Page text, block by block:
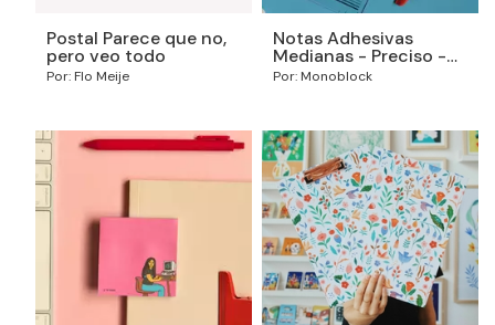
Postal Parece que no,
pero veo todo
Por: Flo Meije
Notas Adhesivas
Medianas - Preciso -
Diskette
Por: Monoblock